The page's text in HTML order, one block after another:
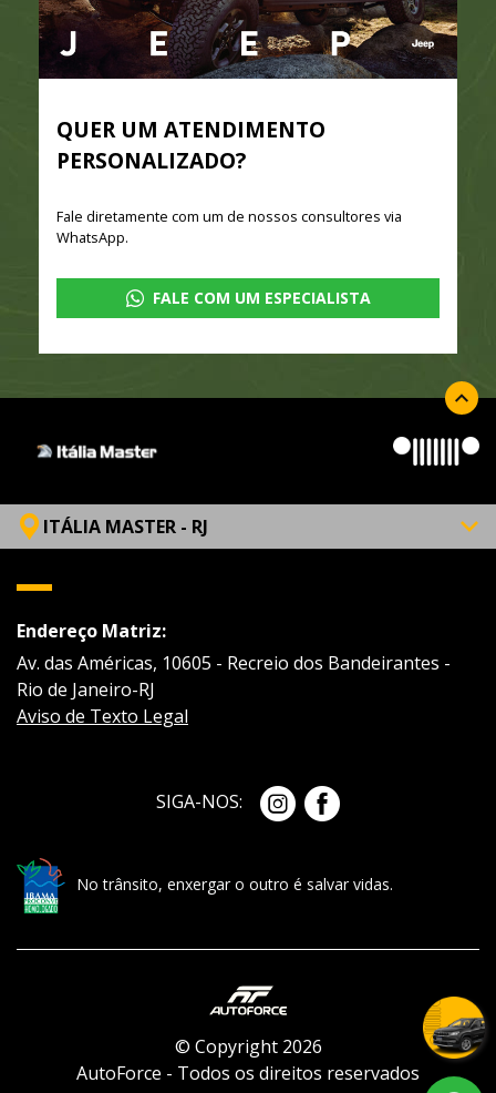
QUER UM ATENDIMENTO
PERSONALIZADO?
Fale diretamente com um de nossos consultores via
WhatsApp.
FALE COM UM ESPECIALISTA
ITÁLIA MASTER - RJ
Endereço Matriz:
Av. das Américas, 10605 - Recreio dos Bandeirantes -
Rio de Janeiro-RJ
Aviso de Texto Legal
SIGA-NOS:
No trânsito, enxergar o outro é salvar vidas.
© Copyright 2026
AutoForce - Todos os direitos reservados